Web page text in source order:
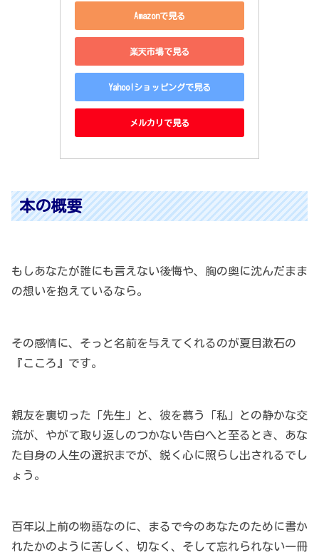
Amazonで見る
楽天市場で見る
Yahoo!ショッピングで見る
メルカリで見る
本の概要
もしあなたが誰にも言えない後悔や、胸の奥に沈んだまま
の想いを抱えているなら。
その感情に、そっと名前を与えてくれるのが夏目漱石の
『こころ』です。
親友を裏切った「先生」と、彼を慕う「私」との静かな交
流が、やがて取り返しのつかない告白へと至るとき、あな
た自身の人生の選択までが、鋭く心に照らし出されるでし
ょう。
百年以上前の物語なのに、まるで今のあなたのために書か
れたかのように苦しく、切なく、そして忘れられない一冊